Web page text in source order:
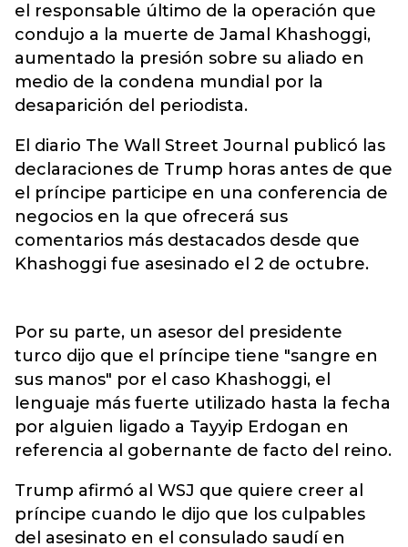
el responsable último de la operación que
condujo a la muerte de Jamal Khashoggi,
aumentado la presión sobre su aliado en
medio de la condena mundial por la
desaparición del periodista.
El diario The Wall Street Journal publicó las
declaraciones de Trump horas antes de que
el príncipe participe en una conferencia de
negocios en la que ofrecerá sus
comentarios más destacados desde que
Khashoggi fue asesinado el 2 de octubre.
Por su parte, un asesor del presidente
turco dijo que el príncipe tiene "sangre en
sus manos" por el caso Khashoggi, el
lenguaje más fuerte utilizado hasta la fecha
por alguien ligado a Tayyip Erdogan en
referencia al gobernante de facto del reino.
Trump afirmó al WSJ que quiere creer al
príncipe cuando le dijo que los culpables
del asesinato en el consulado saudí en